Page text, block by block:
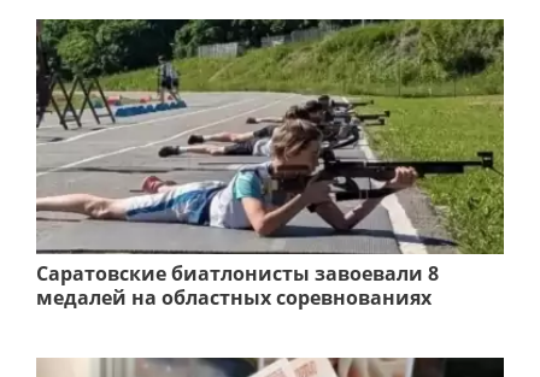
Саратовские биатлонисты завоевали 8
медалей на областных соревнованиях